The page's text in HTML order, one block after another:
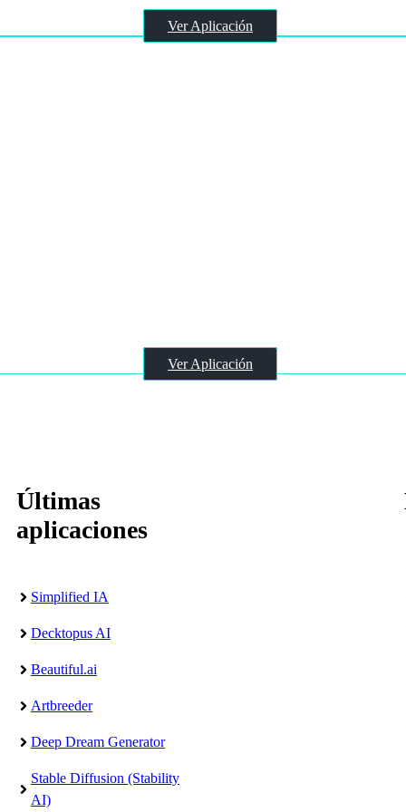
Ver Aplicación
Ver Aplicación
Últimas
aplicaciones
Simplified IA
Decktopus AI
Beautiful.ai
Artbreeder
Deep Dream Generator
Stable Diffusion (Stability
AI)